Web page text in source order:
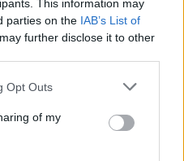
This information may
parties on the IAB’s List of
further disclose it to other
Opt Outs
of my
recupera les Cases del Castell
projecte estratègic que
turisme i
de paper guanyen força